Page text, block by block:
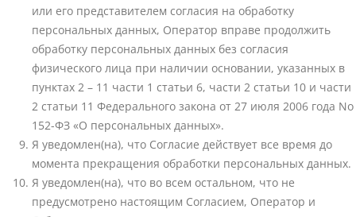
или его представителем согласия на обработку
персональных данных, Оператор вправе продолжить
обработку персональных данных без согласия
физического лица при наличии основании, указанных в
пунктах 2 – 11 части 1 статьи 6, части 2 статьи 10 и части
2 статьи 11 Федерального закона от 27 июля 2006 года No
152-ФЗ «О персональных данных».
Я уведомлен(на), что Согласие действует все время до
момента прекращения обработки персональных данных.
Я уведомлен(на), что во всем остальном, что не
предусмотрено настоящим Согласием, Оператор и